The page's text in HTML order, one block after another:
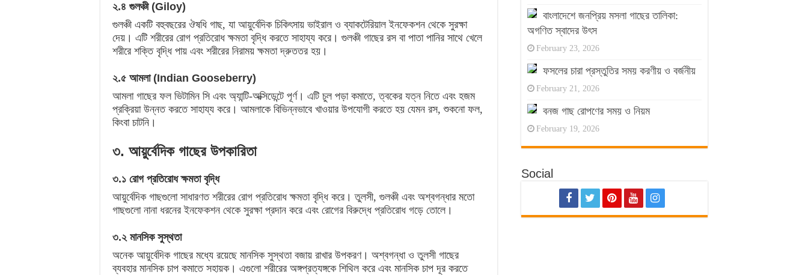
২.৪ গুলঞ্চী (Giloy)
গুলঞ্চী একটি বহুবছরের ঔষধি গাছ, যা আয়ুর্বেদিক চিকিৎসায় ভাইরাল ও ব্যাকটেরিয়াল ইনফেকশন থেকে সুরক্ষা
দেয়। এটি শরীরের রোগ প্রতিরোধ ক্ষমতা বৃদ্ধি করতে সাহায্য করে। গুলঞ্চী গাছের রস বা পাতা পানির সাথে খেলে
শরীরে শক্তি বৃদ্ধি পায় এবং শরীরের নিরাময় ক্ষমতা দ্রুততর হয়।
২.৫ আমলা (Indian Gooseberry)
আমলা গাছের ফল ভিটামিন সি এবং অ্যান্টি-অক্সিডেন্টে পূর্ণ। এটি চুল পড়া কমাতে, ত্বকের যত্ন নিতে এবং হজম
প্রক্রিয়া উন্নত করতে সাহায্য করে। আমলাকে বিভিন্নভাবে খাওয়ার উপযোগী করতে হয় যেমন রস, শুকনো ফল,
কিংবা চাটনি।
৩. আয়ুর্বেদিক গাছের উপকারিতা
৩.১ রোগ প্রতিরোধ ক্ষমতা বৃদ্ধি
আয়ুর্বেদিক গাছগুলো সাধারণত শরীরের রোগ প্রতিরোধ ক্ষমতা বৃদ্ধি করে। তুলসী, গুলঞ্চী এবং অশ্বগন্ধার মতো
গাছগুলো নানা ধরনের ইনফেকশন থেকে সুরক্ষা প্রদান করে এবং রোগের বিরুদ্ধে প্রতিরোধ গড়ে তোলে।
৩.২ মানসিক সুস্থতা
অনেক আয়ুর্বেদিক গাছের মধ্যে রয়েছে মানসিক সুস্থতা বজায় রাখার উপকরণ। অশ্বগন্ধা ও তুলসী গাছের
ব্যবহার মানসিক চাপ কমাতে সহায়ক। এগুলো শরীরের অঙ্গপ্রত্যঙ্গকে শিথিল করে এবং মানসিক চাপ দূর করতে
বাংলাদেশে জনপ্রিয় মসলা গাছের তালিকা:
অগণিত স্বাদের উৎস
February 23, 2026
ফসলের চারা প্রস্তুতির সময় করণীয় ও বর্জনীয়
February 21, 2026
বনজ গাছ রোপণের সময় ও নিয়ম
February 19, 2026
Social